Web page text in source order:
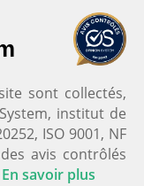
Domicil'Gym
sont collectés,
institut de
ISO 9001, NF
avis contrôlés
En savoir plus